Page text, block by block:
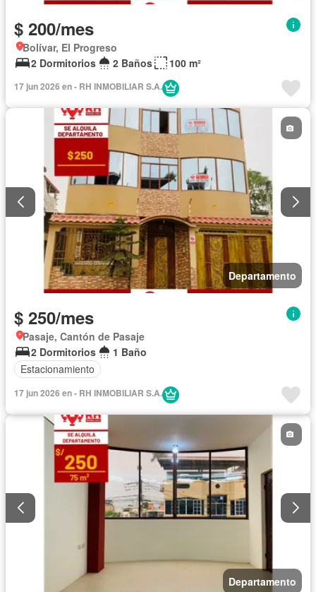
$ 200/mes
Bolívar, El Progreso
2 Dormitorios
2 Baños 100 m²
17 jun 2026 en - RH INMOBILIAR S.A.
Departamento
$ 250/mes
Pasaje, Cantón de Pasaje
2 Dormitorios
1 Baño
Estacionamiento
17 jun 2026 en - RH INMOBILIAR S.A.
Departamento